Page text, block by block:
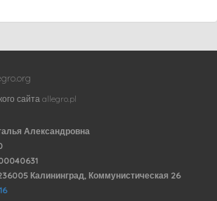
сайта allegro.pl
Александровна
Калининград, Коммунистическая 26